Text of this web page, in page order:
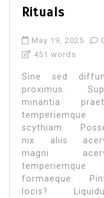
Rituals
May 19, 2025
451 words
Sine sed
proximus.
minantia
temperiemque
scythiam.
nix aliis
magni
temperiemque
formaeque.
locis?